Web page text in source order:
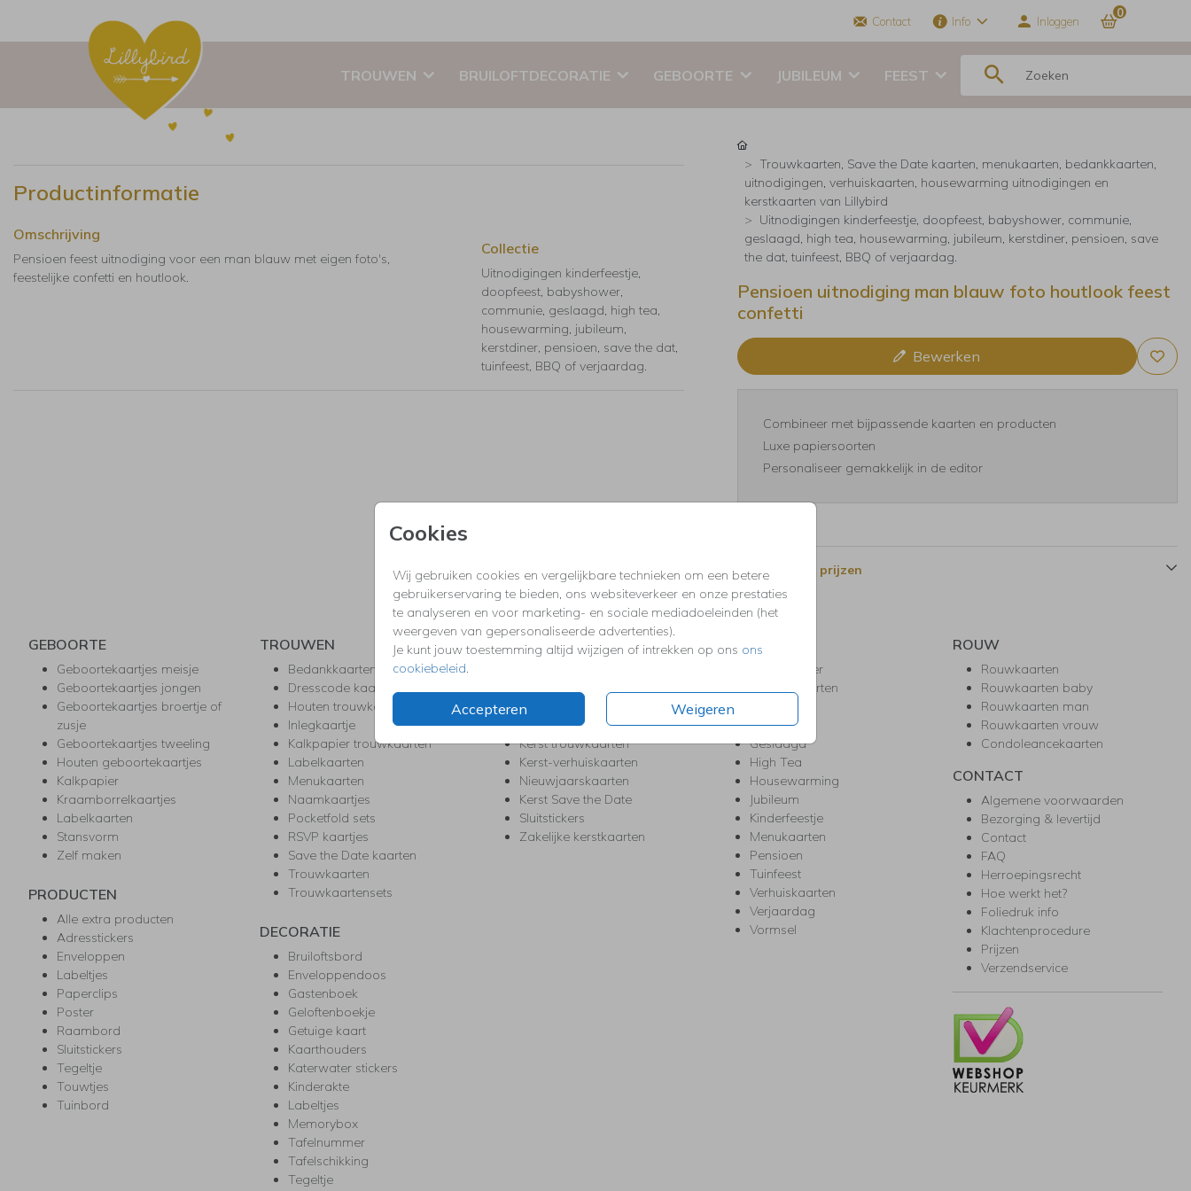
Contact Info Inloggen
0
TROUWEN BRUILOFTDECORATIE GEBOORTE JUBILEUM FEEST
Cookies
Wij gebruiken cookies en vergelijkbare technieken om een betere
gebruikerservaring te bieden, ons websiteverkeer en onze prestaties
te analyseren en voor marketing- en sociale mediadoeleinden (het
weergeven van gepersonaliseerde advertenties).
Je kunt jouw toestemming altijd wijzigen of intrekken op ons ons
cookiebeleid.
Accepteren Weigeren
Productinformatie
Omschrijving
Pensioen feest uitnodiging voor een man blauw met eigen foto's,
feestelijke confetti en houtlook.
Collectie
Uitnodigingen kinderfeestje,
doopfeest, babyshower,
communie, geslaagd, high tea,
housewarming, jubileum,
kerstdiner, pensioen, save the dat,
tuinfeest, BBQ of verjaardag.
Trouwkaarten, Save the Date kaarten, menukaarten, bedankkaarten,
uitnodigingen, verhuiskaarten, housewarming uitnodigingen en
kerstkaarten van Lillybird
Uitnodigingen kinderfeestje, doopfeest, babyshower, communie,
geslaagd, high tea, housewarming, jubileum, kerstdiner, pensioen, save
the dat, tuinfeest, BBQ of verjaardag.
Pensioen uitnodiging man blauw foto houtlook feest
confetti
Bewerken
Combineer met bijpassende kaarten en producten
Luxe papiersoorten
Personaliseer gemakkelijk in de editor
Formaten en prijzen
GEBOORTE
Geboortekaartjes meisje
Geboortekaartjes jongen
Geboortekaartjes broertje of
zusje
Geboortekaartjes tweeling
Houten geboortekaartjes
Kalkpapier
Kraamborrelkaartjes
Labelkaarten
Stansvorm
Zelf maken
PRODUCTEN
Alle extra producten
Adresstickers
Enveloppen
Labeltjes
Paperclips
Poster
Raambord
Sluitstickers
Tegeltje
Touwtjes
Tuinbord
TROUWEN
Bedankkaarten
Dresscode kaartjes
Houten trouwkaarten
Inlegkaartje
Kalkpapier trouwkaarten
Labelkaarten
Menukaarten
Naamkaartjes
Pocketfold sets
RSVP kaartjes
Save the Date kaarten
Trouwkaarten
Trouwkaartensets
DECORATIE
Bruiloftsbord
Enveloppendoos
Gastenboek
Geloftenboekje
Getuige kaart
Kaarthouders
Katerwater stickers
Kinderakte
Labeltjes
Memorybox
Tafelnummer
Tafelschikking
Tegeltje
KERST
Kerstdiner uitnodigingen
Kerstmenukaarten
Kerst trouwkaarten
Kerst-verhuiskaarten
Nieuwjaarskaarten
Kerst Save the Date
Sluitstickers
Zakelijke kerstkaarten
FEEST
Babyshower
Bedankkaarten
Doopsel
Geslaagd
High Tea
Housewarming
Jubileum
Kinderfeestje
Menukaarten
Pensioen
Tuinfeest
Verhuiskaarten
Verjaardag
Vormsel
ROUW
Rouwkaarten
Rouwkaarten baby
Rouwkaarten man
Rouwkaarten vrouw
Condoleancekaarten
CONTACT
Algemene voorwaarden
Bezorging & levertijd
Contact
FAQ
Herroepingsrecht
Hoe werkt het?
Foliedruk info
Klachtenprocedure
Prijzen
Verzendservice